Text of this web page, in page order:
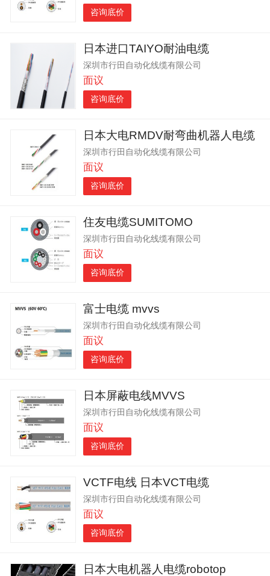
咨询底价
日本进口TAIYO耐油电缆
深圳市行田自动化线缆有限公司
面议
咨询底价
日本大电RMDV耐弯曲机器人电缆
深圳市行田自动化线缆有限公司
面议
咨询底价
住友电缆SUMITOMO
深圳市行田自动化线缆有限公司
面议
咨询底价
富士电缆 mvvs
深圳市行田自动化线缆有限公司
面议
咨询底价
日本屏蔽电线MVVS
深圳市行田自动化线缆有限公司
面议
咨询底价
VCTF电线 日本VCT电缆
深圳市行田自动化线缆有限公司
面议
咨询底价
日本大电机器人电缆robotop